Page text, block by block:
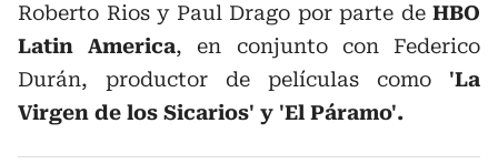
Roberto Rios y Paul Drago por parte de HBO
Latin America, en conjunto con Federico
Durán, productor de películas como 'La
Virgen de los Sicarios' y 'El Páramo'.